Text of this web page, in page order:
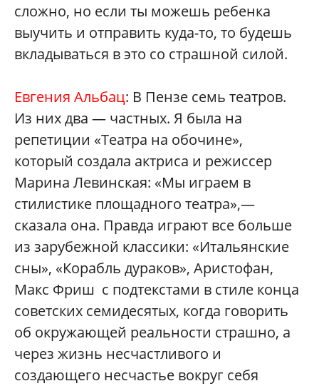
сложно, но если ты можешь ребенка
выучить и отправить куда-то, то будешь
вкладываться в это со страшной силой.
Евгения Альбац: В Пензе семь театров.
Из них два — частных. Я была на
репетиции «Театра на обочине»,
который создала актриса и режиссер
Марина Левинская: «Мы играем в
стилистике площадного театра»,—
сказала она. Правда играют все больше
из зарубежной классики: «Итальянские
сны», «Корабль дураков», Аристофан,
Макс Фриш с подтекстами в стиле конца
советских семидесятых, когда говорить
об окружающей реальности страшно, а
через жизнь несчастливого и
создающего несчастье вокруг себя